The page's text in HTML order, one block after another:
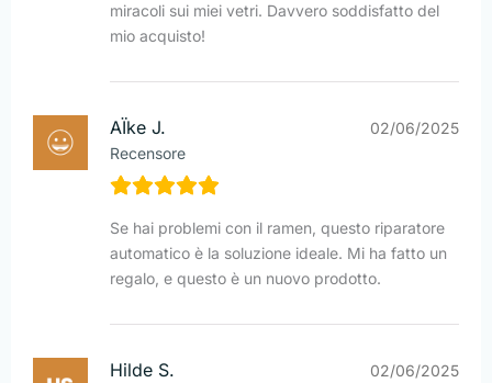
miracoli sui miei vetri. Davvero soddisfatto del
mio acquisto!
AÏke J.
Recensore
02/06/2025
Se hai problemi con il ramen, questo riparatore
automatico è la soluzione ideale. Mi ha fatto un
regalo, e questo è un nuovo prodotto.
Hilde S. 02/06/2025